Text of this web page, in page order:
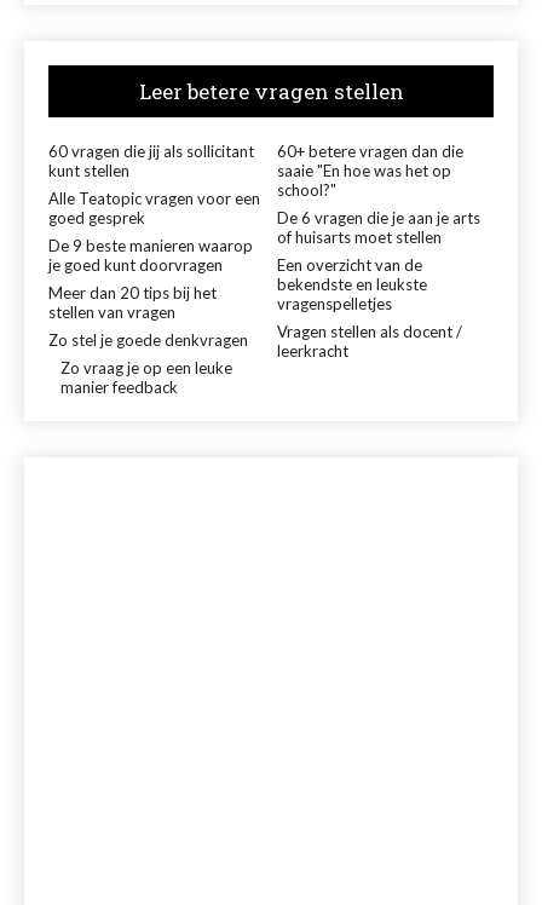
Leer betere vragen stellen
60 vragen die jij als sollicitant
kunt stellen
60+ betere vragen dan die
saaie "En hoe was het op
school?"
Alle Teatopic vragen voor een
goed gesprek
De 6 vragen die je aan je arts
of huisarts moet stellen
De 9 beste manieren waarop
je goed kunt doorvragen
Een overzicht van de
bekendste en leukste
vragenspelletjes
Meer dan 20 tips bij het
stellen van vragen
Vragen stellen als docent /
leerkracht
Zo stel je goede denkvragen
Zo vraag je op een leuke
manier feedback